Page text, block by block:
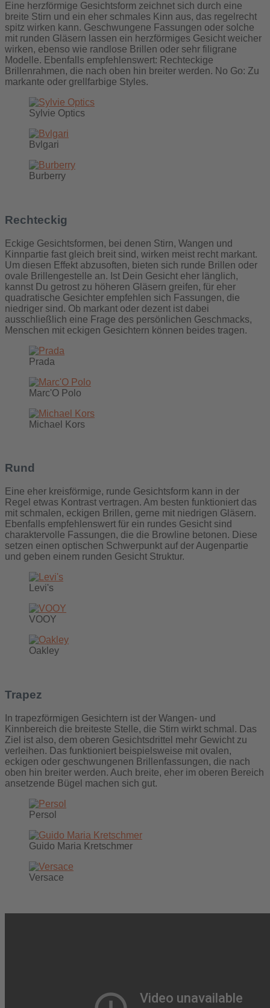
Eine herzförmige Gesichtsform zeichnet sich durch eine
breite Stirn und ein eher schmales Kinn aus, das regelrecht
spitz wirken kann. Geschwungene Fassungen oder solche
mit runden Gläsern lassen ein herzförmiges Gesicht weicher
wirken, ebenso wie randlose Brillen oder sehr filigrane
Modelle. Ebenfalls empfehlenswert: Rechteckige
Brillenrahmen, die nach oben hin breiter werden. No Go: Zu
markante oder grellfarbige Styles.
Sylvie Optics
Bvlgari
Burberry
Rechteckig
Eckige Gesichtsformen, bei denen Stirn, Wangen und
Kinnpartie fast gleich breit sind, wirken meist recht markant.
Um diesen Effekt abzusoften, bieten sich runde Brillen oder
ovale Brillengestelle an. Ist Dein Gesicht eher länglich,
kannst Du getrost zu höheren Gläsern greifen, für eher
quadratische Gesichter empfehlen sich Fassungen, die
niedriger sind. Ob markant oder dezent ist dabei
ausschließlich eine Frage des persönlichen Geschmacks,
Menschen mit eckigen Gesichtern können beides tragen.
Prada
Marc'O Polo
Michael Kors
Rund
Eine eher kreisförmige, runde Gesichtsform kann in der
Regel etwas Kontrast vertragen. Am besten funktioniert das
mit schmalen, eckigen Brillen, gerne mit niedrigen Gläsern.
Ebenfalls empfehlenswert für ein rundes Gesicht sind
charaktervolle Fassungen, die die Browline betonen. Diese
setzen einen optischen Schwerpunkt auf der Augenpartie
und geben einem runden Gesicht Struktur.
Levi's
VOOY
Oakley
Trapez
In trapezförmigen Gesichtern ist der Wangen- und
Kinnbereich die breiteste Stelle, die Stirn wirkt schmal. Das
Ziel ist also, dem oberen Gesichtsdrittel mehr Gewicht zu
verleihen. Das funktioniert beispielsweise mit ovalen,
eckigen oder geschwungenen Brillenfassungen, die nach
oben hin breiter werden. Auch breite, eher im oberen Bereich
ansetzende Bügel machen sich gut.
Persol
Guido Maria Kretschmer
Versace